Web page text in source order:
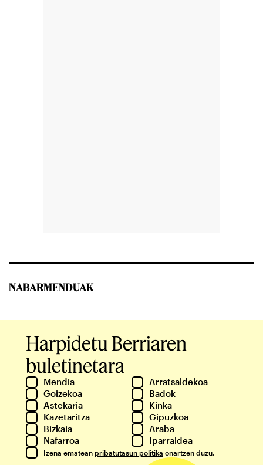
NABARMENDUAK
Harpidetu Berriaren
buletinetara
Mendia
Arratsaldekoa
Goizekoa
Badok
Astekaria
Kinka
Kazetaritza
Gipuzkoa
Bizkaia
Araba
Nafarroa
Iparraldea
Izena ematean pribatutasun politika onartzen duzu.